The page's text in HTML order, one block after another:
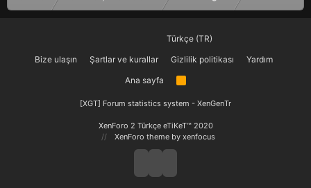
Türkçe (TR)
Bize ulaşın
Şartlar ve kurallar Gizlilik politikası
Yardım
Ana sayfa
R
[XGT] Forum statistics system - XenGenTr
XenForo 2 Türkçe eTiKeT™ 2020
XenForo theme by xenfocus